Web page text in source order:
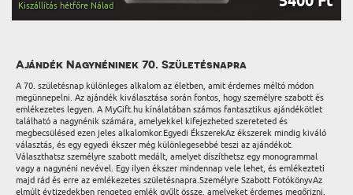
Kiszállítás hétfőre Nálad
Ajándék Nagynéninek 70. Születésnapra
A 70. születésnap különleges alkalom az életben, amit érdemes méltó módon
megünnepelni. Az ajándék kiválasztása során fontos, hogy személyre szabott és
emlékezetes legyen. A MyGift.hu kínálatában számos fantasztikus ajándékötlet
található a nagynénik számára, amelyekkel kifejezheted szereteted és
megbecsülésed ezen jeles alkalomkor.Egyedi ÉkszerekAz ékszerek mindig kiváló
választás, és egy egyedi ékszer még különlegesebbé teszi az ajándékot.
Választhatsz személyre szabott medált, amelyet díszíthetsz egy monogrammal
vagy a nagynéni nevével. Egy ilyen ékszer mindennap vele lehet, és emlékezteti
majd rád és erre az emlékezetes születésnapra.Személyre Szabott FotókönyvAz
elmúlt évtizedekben rengeteg emlék gyűlt össze, amelyeket érdemes megőrizni.